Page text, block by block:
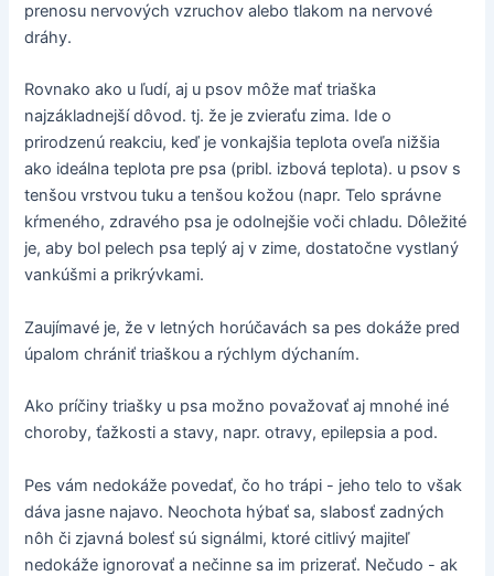
prenosu nervových vzruchov alebo tlakom na nervové
dráhy.
Rovnako ako u ľudí, aj u psov môže mať triaška
najzákladnejší dôvod. tj. že je zvieraťu zima. Ide o
prirodzenú reakciu, keď je vonkajšia teplota oveľa nižšia
ako ideálna teplota pre psa (pribl. izbová teplota). u psov s
tenšou vrstvou tuku a tenšou kožou (napr. Telo správne
kŕmeného, zdravého psa je odolnejšie voči chladu. Dôležité
je, aby bol pelech psa teplý aj v zime, dostatočne vystlaný
vankúšmi a prikrývkami.
Zaujímavé je, že v letných horúčavách sa pes dokáže pred
úpalom chrániť triaškou a rýchlym dýchaním.
Ako príčiny triašky u psa možno považovať aj mnohé iné
choroby, ťažkosti a stavy, napr. otravy, epilepsia a pod.
Pes vám nedokáže povedať, čo ho trápi - jeho telo to však
dáva jasne najavo. Neochota hýbať sa, slabosť zadných
nôh či zjavná bolesť sú signálmi, ktoré citlivý majiteľ
nedokáže ignorovať a nečinne sa im prizerať. Nečudo - ak